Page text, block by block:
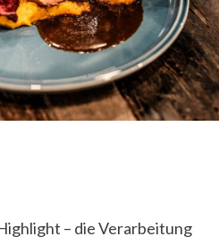
– die Verarbeitung